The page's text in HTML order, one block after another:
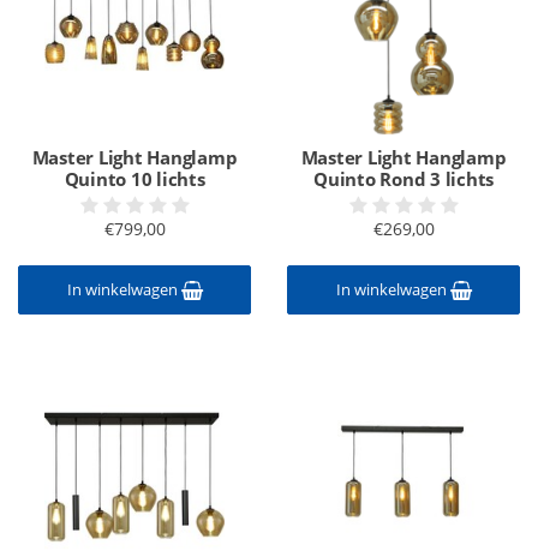
Master Light Hanglamp
Quinto 10 lichts
€799,00
In winkelwagen
Master Light Hanglamp
Quinto Rond 3 lichts
€269,00
In winkelwagen